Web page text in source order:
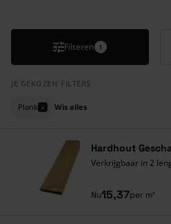
Filteren 1
JE GEKOZEN FILTERS
Plank × Wis alles
Hardhout
Verkrijgbaar in 2
Nu15,37per m¹